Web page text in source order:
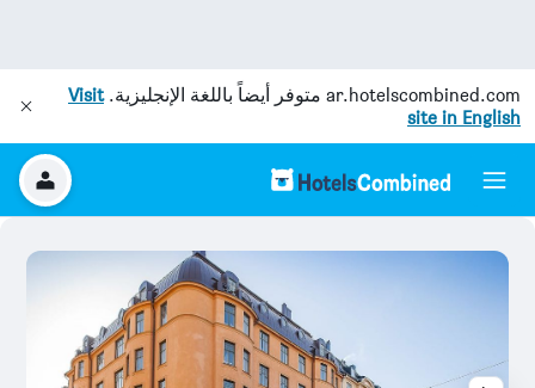
ar.hotelscombined.com متوفر أيضاً باللغة الإنجليزية.Visit
site in English